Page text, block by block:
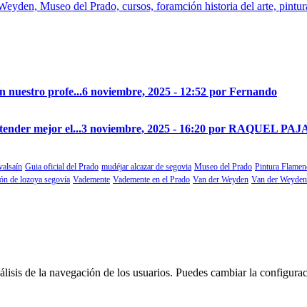
nuestro profe...6 noviembre, 2025 - 12:52 por Fernando
mejor el...3 noviembre, 2025 - 16:20 por RAQUEL
Guia oficial del Prado mudéjar alcazar de segovia Museo del Prado Pintura
de lozoya segovía Vademente Vademente en el Prado Van der Weyden Van der
de la navegación de los usuarios. Puedes cambiar la